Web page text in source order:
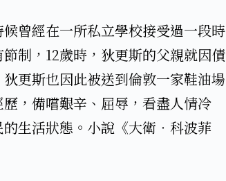
曾經在一所私立學校接受過一段時
制，12歲時，狄更斯的父親就因債
更斯也因此被送到倫敦一家鞋油場
，備嚐艱辛、屈辱，看盡人情冷
生活狀態。小說《大衛‧科波菲